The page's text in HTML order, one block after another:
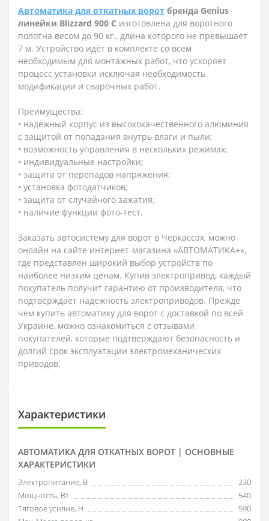
Автоматика для откатных ворот бренда Genius
линейки Blizzard 900 C изготовлена для воротного
полотна весом до 90 кг., длина которого не превышает
7 м. Устройство идёт в комплекте со всем
необходимым для монтажных работ, что ускоряет
процесс установки исключая необходимость
модификации и сварочных работ.
Преимущества:
• надежный корпус из высококачественного алюминия
с защитой от попадания внутрь влаги и пыли;
• возможность управления в нескольких режимах;
• индивидуальные настройки;
• защита от перепадов напряжения;
• установка фотодатчиков;
• защита от случайного зажатия;
• наличие функции фото-тест.
Заказать автосистему для ворот в Черкассах, можно
онлайн на сайте интернет-магазина «АВТОМАТИКА+»,
где представлен широкий выбор устройств по
наиболее низким ценам. Купив электропривод, каждый
покупатель получит гарантию от производителя, что
подтверждает надежность электроприводов. Прежде
чем купить автоматику для ворот с доставкой по всей
Украине, можно ознакомиться с отзывами
покупателей, которые подтверждают безопасность и
долгий срок эксплуатации электромеханических
приводов.
Характеристики
АВТОМАТИКА ДЛЯ ОТКАТНЫХ ВОРОТ | ОСНОВНЫЕ
ХАРАКТЕРИСТИКИ
Электропитание, В
230
Мощность, Вт
540
Тяговое усилие, Н
590